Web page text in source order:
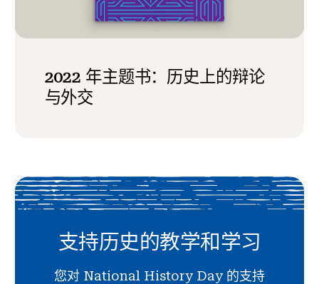
2022 年主题书：历史上的辩论
与外交
支持历史的教学和学习
您对 National History Day 的支持